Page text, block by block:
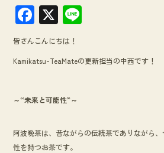
F
ac
e
b
o
o
k
X
e
皆さんこんにちは！
Kamikatsu-TeaMateの更新担当の中西です！
～“未来と可能性”～
阿波晩茶は、昔ながらの伝統茶でありながら
性を持つお茶です。